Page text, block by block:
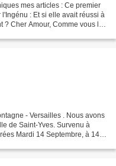
mes articles : Ce premier
: Et si elle avait réussi à
? Cher Amour, Comme vous le
- Versailles . Nous avons
de Saint-Yves. Survenu à
Mardi 14 Septembre, à 14h